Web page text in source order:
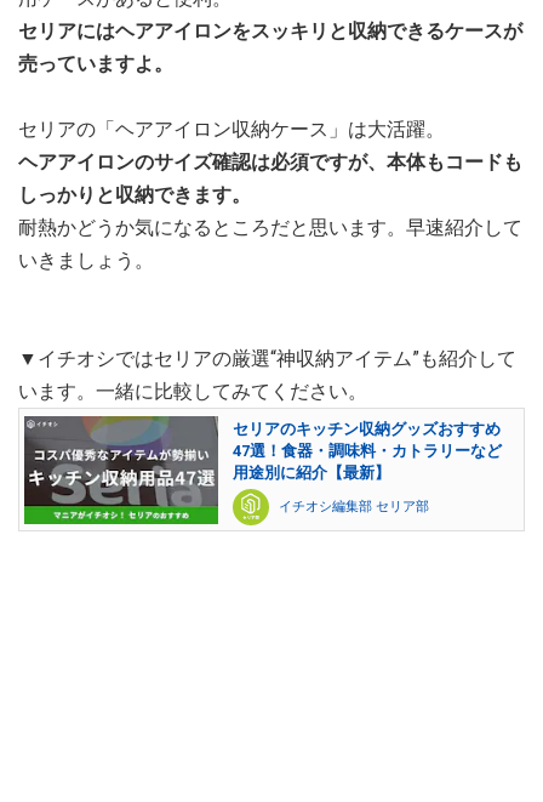
セリアにはヘアアイロンをスッキリと収納できるケースが
売っていますよ。
セリアの「ヘアアイロン収納ケース」は大活躍。
ヘアアイロンのサイズ確認は必須ですが、本体もコードも
しっかりと収納できます。
耐熱かどうか気になるところだと思います。早速紹介して
いきましょう。
▼イチオシではセリアの厳選“神収納アイテム”も紹介して
います。一緒に比較してみてください。
セリアのキッチン収納グッズおすすめ
47選！食器・調味料・カトラリーなど
用途別に紹介【最新】
イチオシ編集部 セリア部